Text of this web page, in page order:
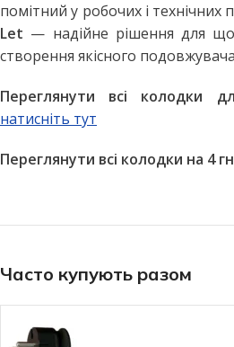
помітний у робочих і технічних
Let — надійне рішення для
створення якісного
Переглянути всі колодки
натисніть тут
Переглянути всі колодки на 4
Часто купують разом